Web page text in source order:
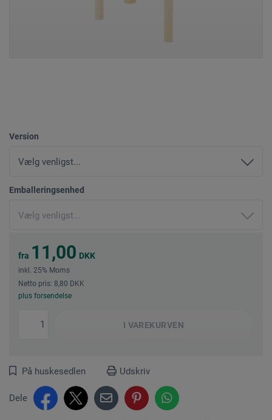
Version
Emballeringsenhed
fra 11,00 DKK
inkl. 25% Moms
Netto pris: 8,80 DKK
plus forsendelse
I VAREKURVEN
På huskesedlen Udskriv
Dele